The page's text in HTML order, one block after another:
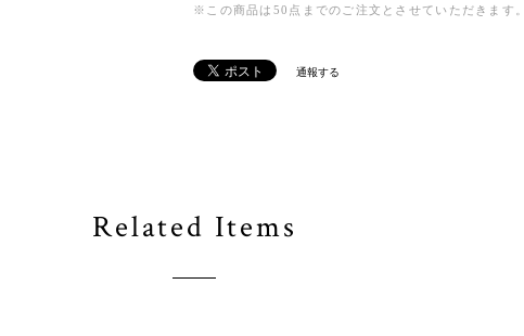
※この商品は50点までのご注文とさせていただきます。
通報する
Related Items